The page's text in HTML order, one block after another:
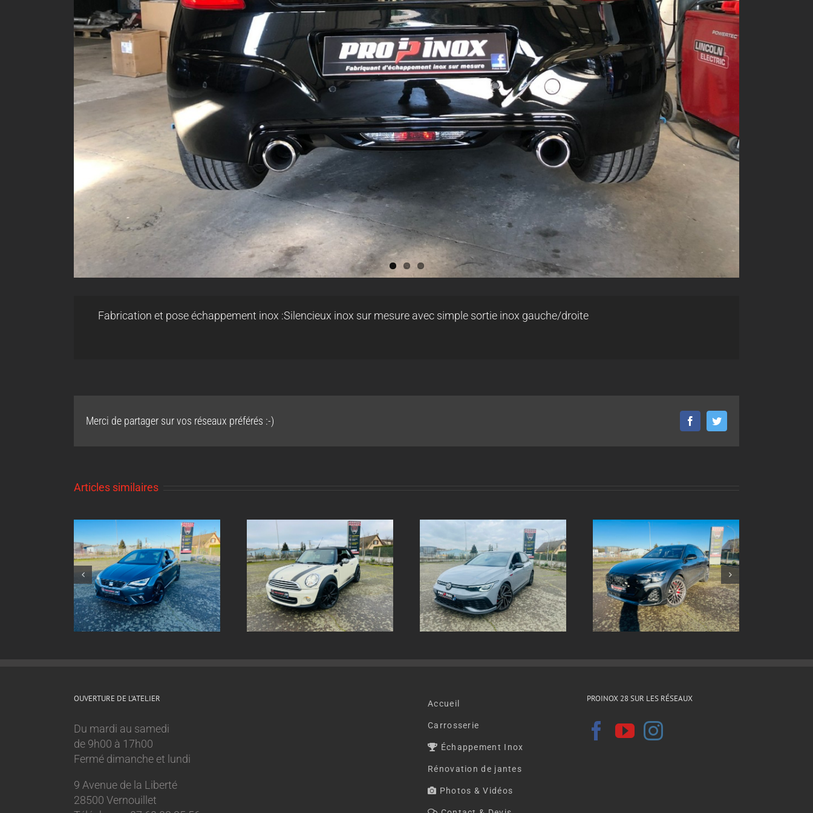
Fabrication et pose échappement inox :Silencieux inox sur mesure avec simple sortie inox gauche/droite
Merci de partager sur vos réseaux préférés :-) FacebookTwitter
Articles similaires
Echappement inox sur
mesure Mini Cooper 1.6l
Echappement inox sur
mesure Volkswagen Golf 8
GTI
Echappement inox sur
mesure AUDI SQ8 2024
Echappement inox sur
mesure Ford sierra xr4i v6
OUVERTURE DE L’ATELIER
Du mardi au samedi
de 9h00 à 17h00
Fermé dimanche et lundi
9 Avenue de la Liberté
28500 Vernouillet
Accueil
Carrosserie
Échappement Inox
Rénovation de jantes
Photos & Vidéos
PROINOX 28 SUR LES RÉSEAUX